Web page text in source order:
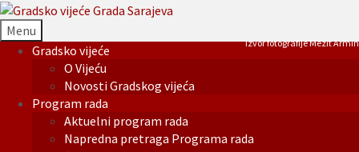
Menu
Gradsko vijeće
O Vijeću
Novosti Gradskog vijeća
Program rada
Aktuelni program rada
Napredna pretraga Programa rada
Izvor fotografije Mezit Armin